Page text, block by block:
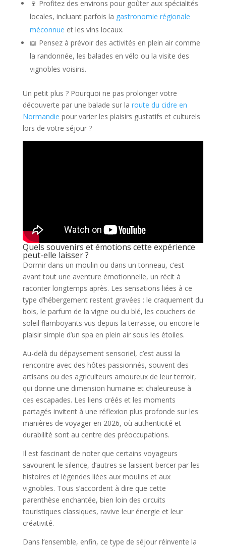
🍷 Profitez des environs pour goûter aux spécialités
locales, incluant parfois la gastronomie régionale
méconnue et les vins locaux.
📖 Pensez à prévoir des activités en plein air comme
la randonnée, les balades en vélo ou la visite des
vignobles voisins.
Un petit plus ? Pourquoi ne pas prolonger votre
découverte par une balade sur la route du cidre en
Normandie pour varier les plaisirs gustatifs et culturels
lors de votre séjour ?
Quels souvenirs et émotions cette expérience
peut-elle laisser ?
Dormir dans un moulin ou dans un tonneau, c’est
avant tout une aventure émotionnelle, un récit à
raconter longtemps après. Les sensations liées à ce
type d’hébergement restent gravées : le craquement du
bois, le parfum de la vigne ou du blé, les couchers de
soleil flamboyants vus depuis la terrasse, ou encore le
plaisir simple d’un spa en plein air sous les étoiles.
Au-delà du dépaysement sensoriel, c’est aussi la
rencontre avec des hôtes passionnés, souvent des
artisans ou des agriculteurs amoureux de leur terroir,
qui donne une dimension humaine et chaleureuse à
ces escapades. Les liens créés et les moments
partagés invitent à une réflexion plus profonde sur les
manières de voyager en 2026, où authenticité et
durabilité sont au centre des préoccupations.
Il est fascinant de noter que certains voyageurs
savourent le silence, d’autres se laissent bercer par les
histoires et légendes liées aux moulins et aux
vignobles. Tous s’accordent à dire que cette
parenthèse enchantée, bien loin des circuits
touristiques classiques, ravive leur énergie et leur
créativité.
Dans l’ensemble, enfin, ce type de séjour réinvente la